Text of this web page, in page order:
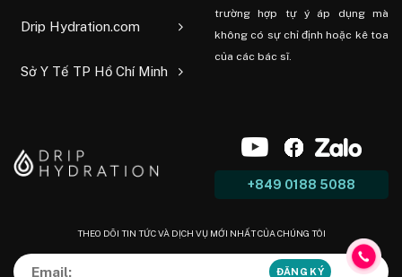
Drip Hydration.com
Sở Y Tế TP Hồ Chí Minh
trường hợp tự ý áp dụng mà
không có sự chỉ định hoặc kê toa
của các bác sĩ.
+849 0188 5088
THEO DÕI TIN TỨC VÀ DỊCH VỤ MỚI NHẤT CỦA CHÚNG TÔI